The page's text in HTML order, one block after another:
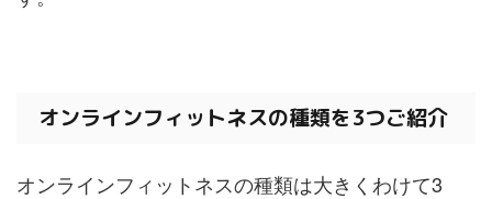
オンラインフィットネスの種類を3つご紹介
オンラインフィットネスの種類は大きくわけて3